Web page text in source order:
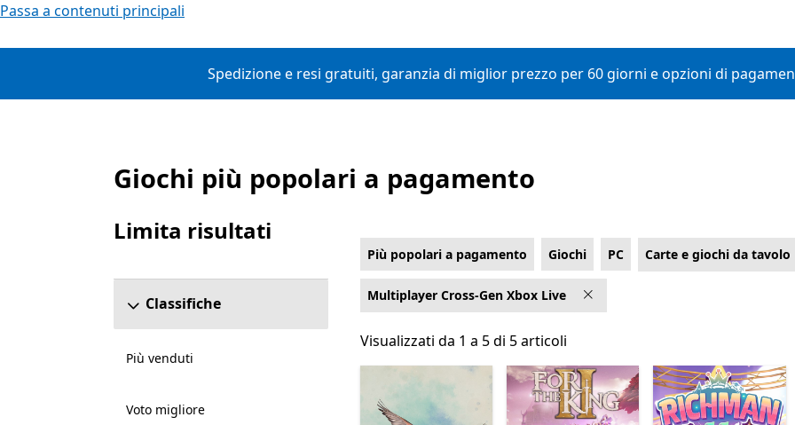
Passa a contenuti principali
Spedizione e resi gratuiti, garanzia di miglior prezzo per 60 giorni e opzioni di
Elenco Microsoft.com
Giochi più popolari a pagamento
Limita risultati
Classifiche
Più venduti
Voto migliore
Più popolari a pagamento Giochi PC Carte e giochi da tavolo
Multiplayer Cross-Gen Xbox Live
Visualizzati da 1 a 5 di 5 articoli
Visualizzati da 1 a 5 di 5 articoli